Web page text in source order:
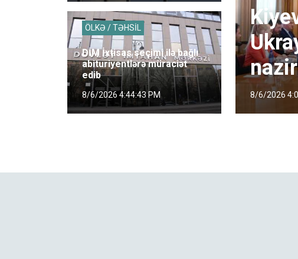
ÖLKƏ / TƏHSİL
DİM İxtisas seçimi ilə bağlı
abituriyentlərə müraciət
edib
8/6/2026 4:44:43 PM 8/6/2026